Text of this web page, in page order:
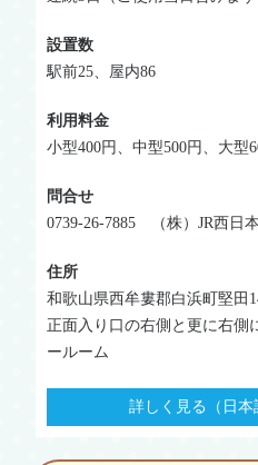
設置数
駅前25、屋内86
利用料金
小型400円、中型500円、大型
問合せ
0739-26-7885 （株）JR西日
住所
和歌山県西牟婁郡白浜町堅田
正面入り口の右側と更に右側
ールーム
詳しく見る（日本